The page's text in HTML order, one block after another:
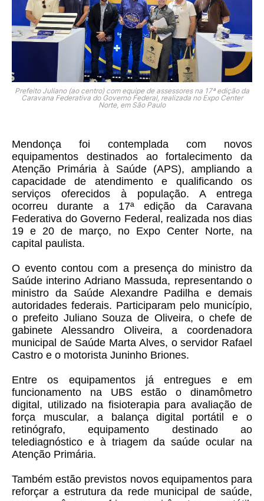
Prefeito Juliano (ao centro) com equipe de assessores na 17ª edição da
Caravana Federativa do Governo Federal, realizada no Expo Center
Norte, em São Paulo
Mendonça foi contemplada com novos
equipamentos destinados ao fortalecimento da
Atenção Primária à Saúde (APS), ampliando a
capacidade de atendimento e qualificando os
serviços oferecidos à população. A entrega
ocorreu durante a 17ª edição da Caravana
Federativa do Governo Federal, realizada nos dias
19 e 20 de março, no Expo Center Norte, na
capital paulista.
O evento contou com a presença do ministro da
Saúde interino Adriano Massuda, representando o
ministro da Saúde Alexandre Padilha e demais
autoridades federais. Participaram pelo município,
o prefeito Juliano Souza de Oliveira, o chefe de
gabinete Alessandro Oliveira, a coordenadora
municipal de Saúde Marta Alves, o servidor Rafael
Castro e o motorista Juninho Briones.
Entre os equipamentos já entregues e em
funcionamento na UBS estão o dinamômetro
digital, utilizado na fisioterapia para avaliação de
força muscular, a balança digital portátil e o
retinógrafo, equipamento destinado ao
telediagnóstico e à triagem da saúde ocular na
Atenção Primária.
Também estão previstos novos equipamentos para
reforçar a estrutura da rede municipal de saúde,